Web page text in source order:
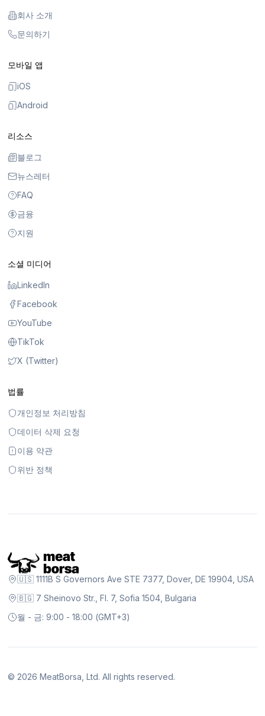
회사 소개
문의하기
모바일 앱
iOS
Android
리소스
블로그
뉴스레터
FAQ
금융
지원
소셜 미디어
LinkedIn
Facebook
YouTube
TikTok
X (Twitter)
법률
개인정보 처리방침
데이터 삭제 요청
이용 약관
위반 정책
🇺🇸 1111B S Governors Ave STE 7377, Dover, DE 19904, USA
🇧🇬 7 Sheinovo Str., Fl. 7, Sofia 1504, Bulgaria
월 - 금: 9:00 - 18:00 (GMT+3)
© 2026 MeatBorsa, Ltd. All rights reserved.